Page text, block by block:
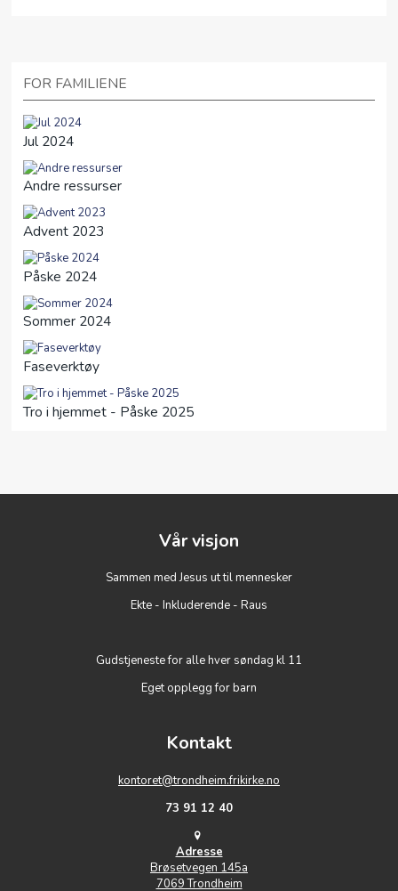
FOR FAMILIENE
Jul 2024
Andre ressurser
Advent 2023
Påske 2024
Sommer 2024
Faseverktøy
Tro i hjemmet - Påske 2025
Vår visjon
Sammen med Jesus ut til mennesker
Ekte - Inkluderende - Raus
Gudstjeneste for alle hver søndag kl 11
Eget opplegg for barn
Kontakt
kontoret@trondheim.frikirke.no
73 91 12 40
Adresse
Brøsetvegen 145a
7069 Trondheim